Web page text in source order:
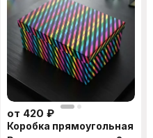
от 420 ₽
Коробка прямоугольная